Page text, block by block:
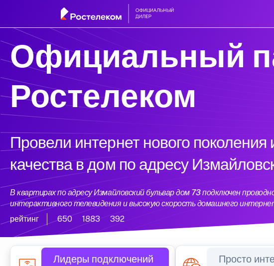
Официальный
Ростелеком
Провели интернет нового
качества в дом по адресу
В квартирах по адресу Измайловский бульвар дом 73 подключен
интерактивного телевидения и высокую скорость домашнего
рейтинг
650 1883 392
Лидеры подключений Просто